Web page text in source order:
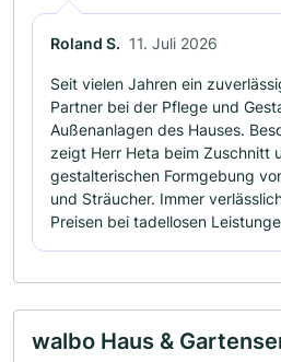
Roland S. 11. Juli 2026
Seit vielen Jahren ein
Partner bei der Pflege und
Außenanlagen des Hauses.
zeigt Herr Heta beim Zuschnitt
gestalterischen Formgebung
und Sträucher. Immer
Preisen bei tadellosen
walbo Haus &